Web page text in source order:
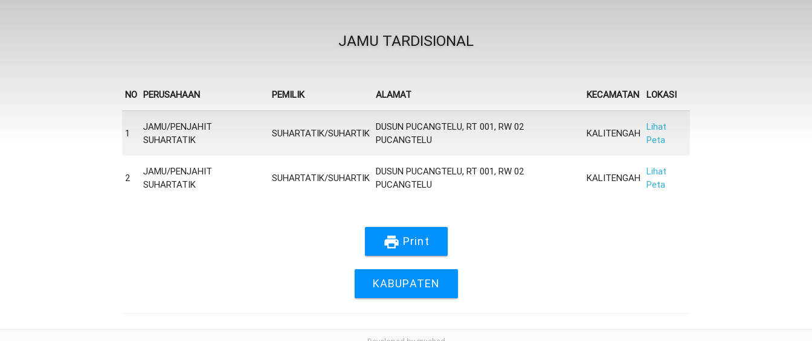
JAMU TARDISIONAL
NO PERUSAHAAN PEMILIK ALAMAT KECAMATAN LOKASI
1
JAMU/PENJAHIT
SUHARTATIK
SUHARTATIK/SUHARTIK
DUSUN PUCANGTELU, RT 001, RW 02
PUCANGTELU
KALITENGAH
Lihat
Peta
2
JAMU/PENJAHIT
SUHARTATIK
SUHARTATIK/SUHARTIK
DUSUN PUCANGTELU, RT 001, RW 02
PUCANGTELU
KALITENGAH
Lihat
Peta
print Print
KABUPATEN